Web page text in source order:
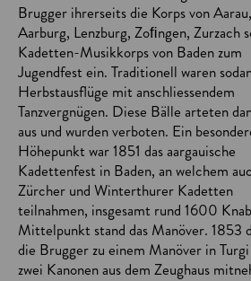
Brugger ihrerseits die Korps von Aarau,
Aarburg, Lenzburg, Zoﬁngen, Zurzach
Kadetten-Musikkorps von Baden zum
Jugendfest ein. Traditionell waren
Herbstausflüge mit anschliessendem
Tanzvergnügen. Diese Bälle arteten
aus und wurden verboten. Ein
Höhepunkt war 1851 das aargauische
Kadettenfest in Baden, an welchem
Zürcher und Winterthurer Kadetten
teilnahmen, insgesamt rund 1600
Mittelpunkt stand das Manöver. 1853
die Brugger zu einem Manöver in
zwei Kanonen aus dem Zeughaus